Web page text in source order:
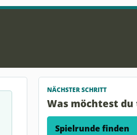
NÄCHSTER SCHRITT
Was möchtest du
Spielrunde finden